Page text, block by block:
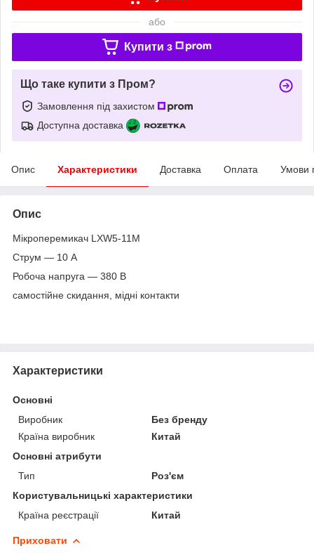
або
Купити з
Що таке купити з Пром?
Замовлення під захистом
Доступна доставка
Опис Характеристики Доставка Оплата Умови
Опис
Мікроперемикач LXW5-11M
Струм — 10 А
Робоча напруга — 380 В
самостійне скидання, мідні контакти
Характеристики
Основні
Виробник
Без бренду
Країна виробник
Китай
Основні атрибути
Тип
Роз'єм
Користувальницькі характеристики
Країна реєстрації
Китай
Приховати